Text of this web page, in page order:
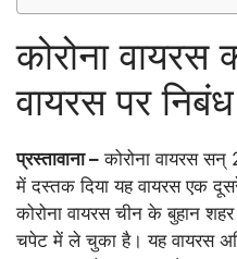
कोरोना वायरस
वायरस पर निबंध
प्रस्तावाना – कोरोना वायरस
में दस्तक दिया यह वायरस एक
कोरोना वायरस चीन के बुहान
चपेट में ले चुका है। यह वायरस